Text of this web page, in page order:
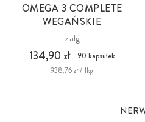
OMEGA 3 COMPLETE
WEGAŃSKIE
z alg
134,90 zł
90 kapsułek
938,76 zł / 1kg